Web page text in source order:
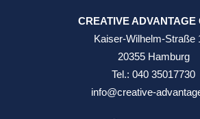
CREATIVE ADVANTAGE
Kaiser-Wilhelm-Straße
20355 Hamburg
Tel.: 040 35017730
info@creative-